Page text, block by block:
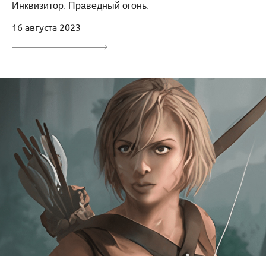
Инквизитор. Праведный огонь.
16 августа 2023